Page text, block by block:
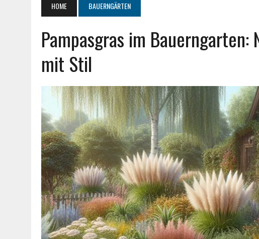
19. JULI 2026 | ITALIENISCHER TOMATENKUCHEN REZEPT WIE AUS ITALIEN
LANDFRAUEN GERICHTE IN DER HEISSLUFTFRITTEUSE
1. MAI 2026 | EIERSALAT LANDFRAUEN: CREMIG, EHRLICH, TRADITIONELL
HOME BAUERNGÄRTEN
Pampasgras im
mit Stil